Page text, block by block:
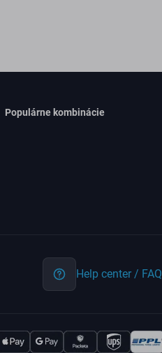
Populárne kombinácie
Help center / FAQ